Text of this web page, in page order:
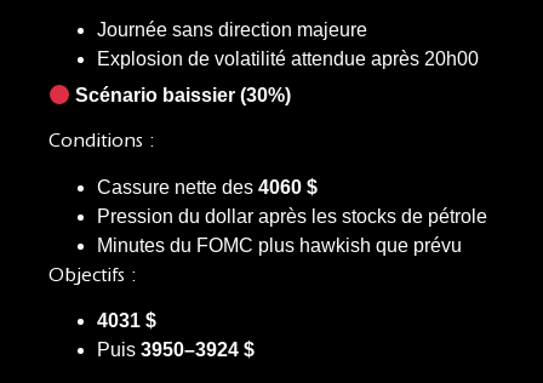
Journée sans direction majeure
Explosion de volatilité attendue après 20h00
Scénario baissier (30%)
Conditions :
Cassure nette des 4060 $
Pression du dollar après les stocks de pétrole
Minutes du FOMC plus hawkish que prévu
Objectifs :
4031 $
Puis 3950–3924 $